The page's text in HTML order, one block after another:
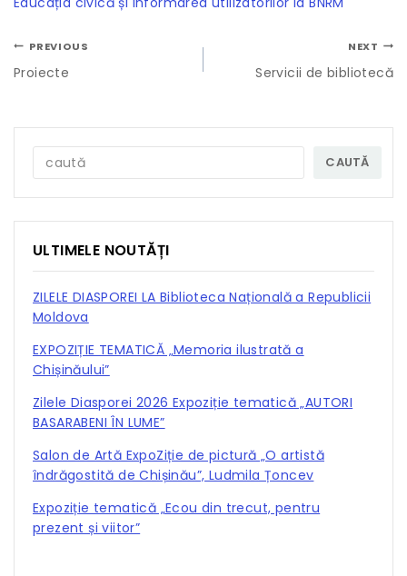
PREVIOUS
Proiecte
NEXT
Servicii de bibliotecă
CAUTĂ
ULTIMELE NOUTĂȚI
ZILELE DIASPOREI LA Biblioteca Națională a Republicii
Moldova
EXPOZIȚIE TEMATICĂ „Memoria ilustrată a
Chișinăului”
Zilele Diasporei 2026 Expoziție tematică „AUTORI
BASARABENI ÎN LUME”
Salon de Artă ExpoZiție de pictură „O artistă
îndrăgostită de Chișinău”, Ludmila Țoncev
Expoziție tematică „Ecou din trecut, pentru
prezent și viitor”